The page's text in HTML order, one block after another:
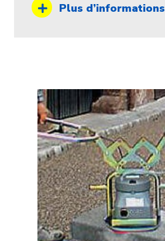
Plus d’informations